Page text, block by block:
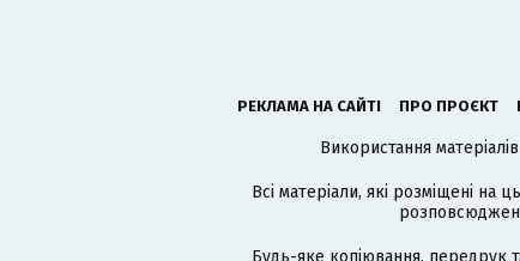
РЕКЛАМА НА САЙТІ ПРО ПРОЄКТ
Використання
Всі матеріали, які розміщені на
Будь-яке копіювання, передрук